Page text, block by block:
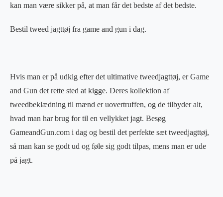
kan man være sikker på, at man får det bedste af det bedste.
Bestil tweed jagttøj fra game and gun i dag.
Hvis man er på udkig efter det ultimative tweedjagttøj, er Game
and Gun det rette sted at kigge. Deres kollektion af
tweedbeklædning til mænd er uovertruffen, og de tilbyder alt,
hvad man har brug for til en vellykket jagt. Besøg
GameandGun.com i dag og bestil det perfekte sæt tweedjagttøj,
så man kan se godt ud og føle sig godt tilpas, mens man er ude
på jagt.